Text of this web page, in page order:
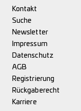
Kontakt
Suche
Newsletter
Impressum
Datenschutz
AGB
Registrierung
Rückgaberecht
Karriere